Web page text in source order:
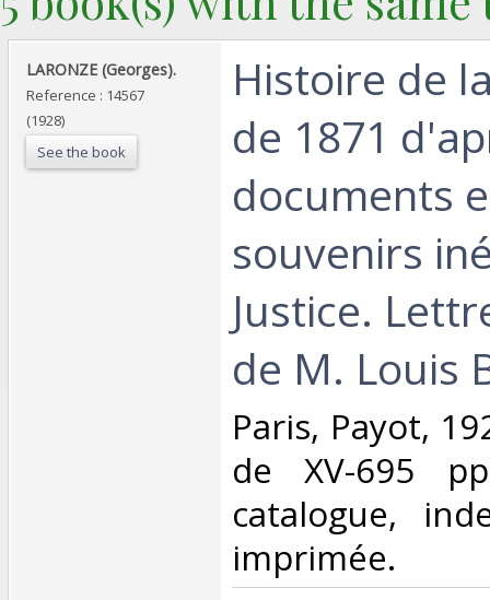
‎LARONZE (Georges).‎
Reference : 14567
(1928)
See the book
‎Histoire de
de 1871
documents
souvenirs
Justice.
de M. Louis
‎Paris, Payot,
de XV-695
catalogue,
imprimée. ‎